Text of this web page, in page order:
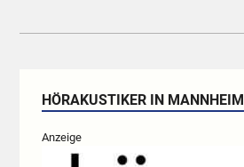
HÖRAKUSTIKER IN MANNHEIM
Anzeige